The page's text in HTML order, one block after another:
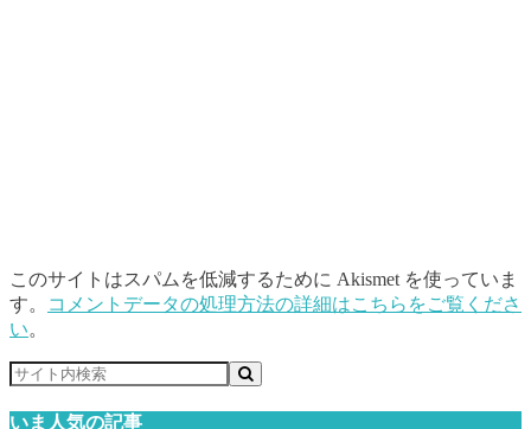
このサイトはスパムを低減するために Akismet を使っていま
す。
コメントデータの処理方法の詳細はこちらをご覧くださ
い。
いま人気の記事